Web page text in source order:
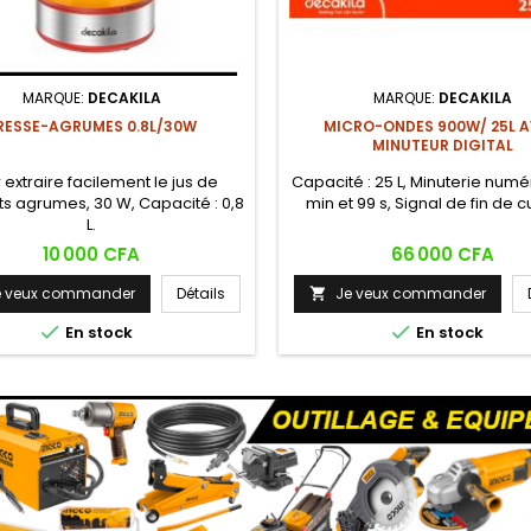
MARQUE: DECAKILA
AGRUMES 0.8L/30W
extraire facilement le jus de
agrumes, 30 W, Capacité : 0,8
L.
Prix
10 000 CFA
veux commander Détails
 En stock
MARQUE: DECAKILA
MICRO-ONDES 900W/ 25L
MINUTEUR DIGITAL
Capacité : 25 L, Minuterie
min et 99 s, Signal de fin de
Prix
66 000 CFA
 Je veux commander
 En stock